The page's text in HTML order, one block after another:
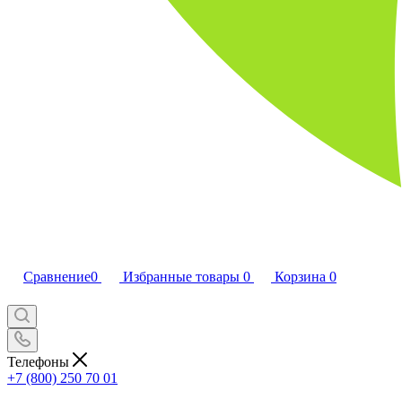
Сравнение0 Избранные товары 0 Корзина 0
Телефоны
+7 (800) 250 70 01